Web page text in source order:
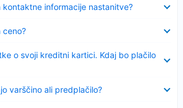
kontaktne informacije nastanitve?
ceno?
o svoji kreditni kartici. Kdaj bo plačilo
varščino ali predplačilo?